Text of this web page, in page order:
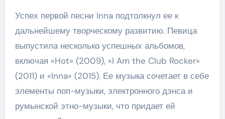
Успех первой песни Inna подтолкнул ее к
дальнейшему творческому развитию. Певица
выпустила несколько успешных альбомов,
включая «Hot» (2009), «I Am the Club Rocker»
(2011) и «Inna» (2015). Ее музыка сочетает в себе
элементы поп-музыки, электронного дэнса и
румынской этно-музыки, что придает ей